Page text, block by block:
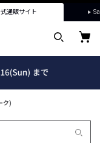
通販サイト
ク)